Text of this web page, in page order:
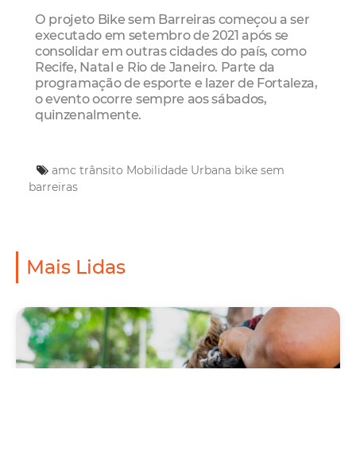
O projeto Bike sem Barreiras começou a ser
executado em setembro de 2021 após se
consolidar em outras cidades do país, como
Recife, Natal e Rio de Janeiro. Parte da
programação de esporte e lazer de Fortaleza,
o evento ocorre sempre aos sábados,
quinzenalmente.
amc trânsito Mobilidade Urbana bike sem
barreiras
Mais Lidas